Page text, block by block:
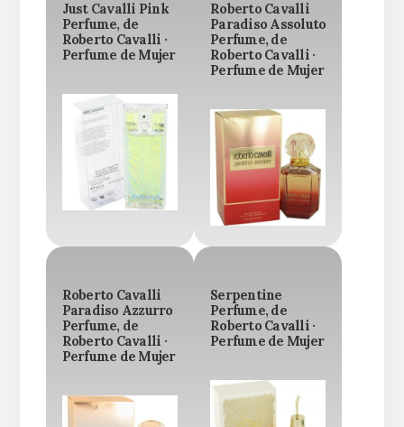
Just Cavalli Pink
Perfume, de
Roberto Cavalli ·
Perfume de Mujer
Roberto Cavalli
Paradiso Assoluto
Perfume, de
Roberto Cavalli ·
Perfume de Mujer
Roberto Cavalli
Paradiso Azzurro
Perfume, de
Roberto Cavalli ·
Perfume de Mujer
Serpentine
Perfume, de
Roberto Cavalli ·
Perfume de Mujer